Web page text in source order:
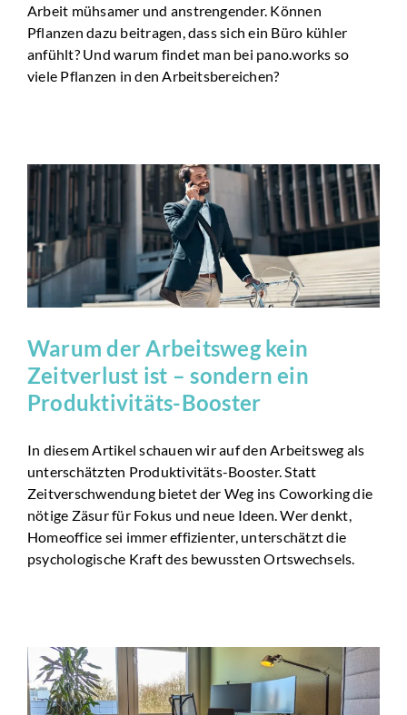
Arbeit mühsamer und anstrengender. Können
Pflanzen dazu beitragen, dass sich ein Büro kühler
anfühlt? Und warum findet man bei pano.works so
viele Pflanzen in den Arbeitsbereichen?
Warum der Arbeitsweg kein
Zeitverlust ist – sondern ein
Produktivitäts-Booster
In diesem Artikel schauen wir auf den Arbeitsweg als
unterschätzten Produktivitäts-Booster. Statt
Zeitverschwendung bietet der Weg ins Coworking die
nötige Zäsur für Fokus und neue Ideen. Wer denkt,
Homeoffice sei immer effizienter, unterschätzt die
psychologische Kraft des bewussten Ortswechsels.